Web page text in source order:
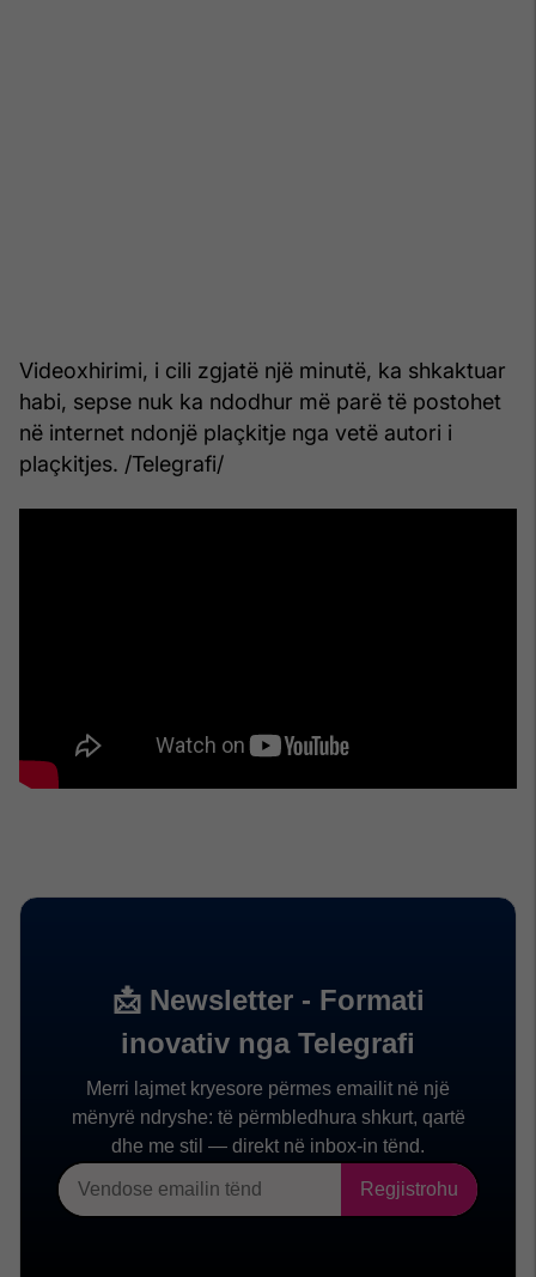
Videoxhirimi, i cili zgjatë një minutë, ka shkaktuar
habi, sepse nuk ka ndodhur më parë të postohet
në internet ndonjë plaçkitje nga vetë autori i
plaçkitjes. /Telegrafi/